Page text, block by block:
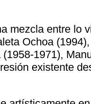
mezcla entre lo
Ochoa
1971),
existente